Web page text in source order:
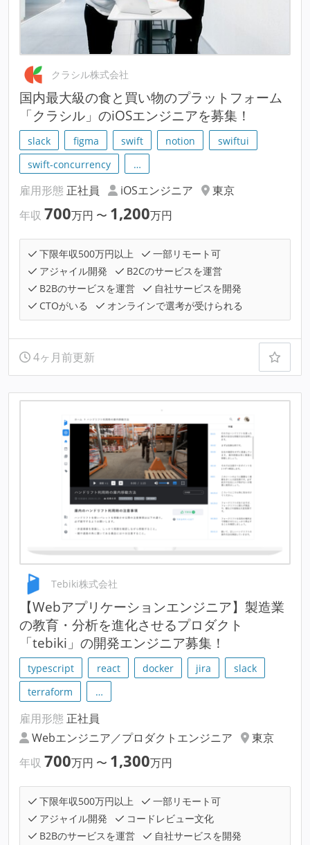
クラシル株式会社
国内最大級の食と買い物のプラットフォーム
「クラシル」のiOSエンジニアを募集！
slack figma swift notion
swiftui
swift-concurrency
…
雇用形態 正社員 iOSエンジニア
東京
年収 700万円 〜 1,200万円
下限年収500万円以上
一部リモート可
アジャイル開発
B2Cのサービスを運営
B2Bのサービスを運営
自社サービスを開発
CTOがいる
オンラインで選考が受けられる
4ヶ月前更新
Tebiki株式会社
【Webアプリケーションエンジニア】製造業
の教育・分析を進化させるプロダクト
「tebiki」の開発エンジニア募集！
typescript react docker jira
slack
terraform
…
雇用形態 正社員
Webエンジニア／プロダクトエンジニア
東京
年収 700万円 〜 1,300万円
下限年収500万円以上
一部リモート可
アジャイル開発
コードレビュー文化
B2Bのサービスを運営
自社サービスを開発